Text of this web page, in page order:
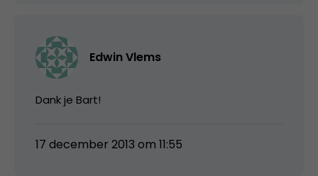
Edwin Vlems
Dank je Bart!
17 december 2013 om 11:55